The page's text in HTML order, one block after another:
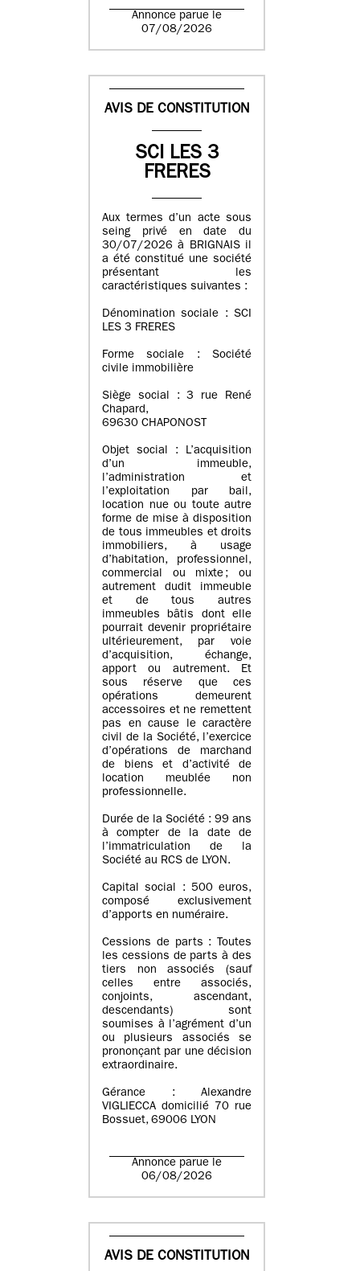
Annonce parue le
07/08/2026
AVIS DE CONSTITUTION
SCI LES 3
FRERES
Aux termes d’un acte sous
seing privé en date du
30/07/2026 à BRIGNAIS il
a été constitué une société
présentant les
caractéristiques suivantes :
Dénomination sociale : SCI
LES 3 FRERES
Forme sociale : Société
civile immobilière
Siège social : 3 rue René
Chapard,
69630 CHAPONOST
Objet social : L’acquisition
d’un immeuble,
l’administration et
l’exploitation par bail,
location nue ou toute autre
forme de mise à disposition
de tous immeubles et droits
immobiliers, à usage
d’habitation, professionnel,
commercial ou mixte ; ou
autrement dudit immeuble
et de tous autres
immeubles bâtis dont elle
pourrait devenir propriétaire
ultérieurement, par voie
d’acquisition, échange,
apport ou autrement. Et
sous réserve que ces
opérations demeurent
accessoires et ne remettent
pas en cause le caractère
civil de la Société, l’exercice
d’opérations de marchand
de biens et d’activité de
location meublée non
professionnelle.
Durée de la Société : 99 ans
à compter de la date de
l’immatriculation de la
Société au RCS de LYON.
Capital social : 500 euros,
composé exclusivement
d’apports en numéraire.
Cessions de parts : Toutes
les cessions de parts à des
tiers non associés (sauf
celles entre associés,
conjoints, ascendant,
descendants) sont
soumises à l’agrément d’un
ou plusieurs associés se
prononçant par une décision
extraordinaire.
Gérance : Alexandre
VIGLIECCA domicilié 70 rue
Bossuet, 69006 LYON
Annonce parue le
06/08/2026
AVIS DE CONSTITUTION